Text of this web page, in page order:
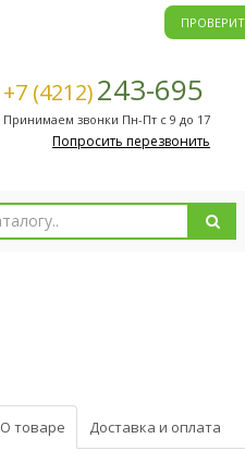
+7 (4212)243-695
Принимаем звонки Пн-Пт с 9 до 17
Попросить перезвонить
О товаре Доставка и оплата